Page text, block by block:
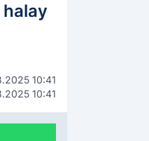
10:41
10:41